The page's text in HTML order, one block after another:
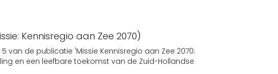
Kennisregio aan Zee 2070)
van de publicatie 'Missie Kennisregio aan Zee 2070:
en een leefbare toekomst van de Zuid-Hollandse